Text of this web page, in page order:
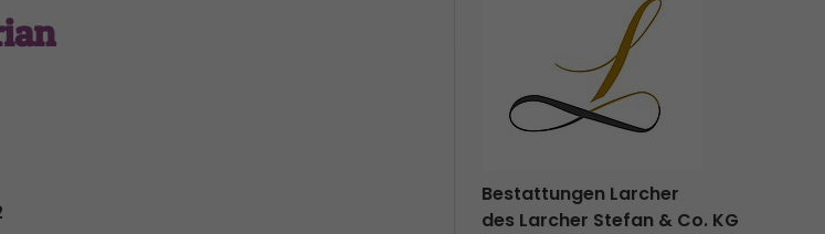
Bestattungen Larcher
des Larcher Stefan & Co. KG